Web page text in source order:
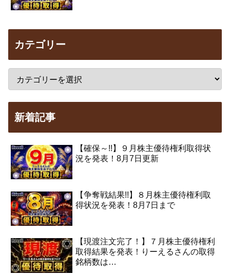
カテゴリー
新着記事
【確保～!!】９月株主優待権利取得状
況を発表！8月7日更新
【争奪戦結果!!】８月株主優待権利取
得状況を発表！8月7日まで
【現渡注文完了！】７月株主優待権利
取得結果を発表！りーえるさんの取得
銘柄数は…